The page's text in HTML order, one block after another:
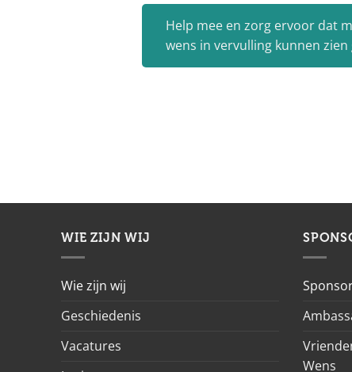
Help mee en zorg ervoor dat
wens in vervulling kunnen zien
WIE ZIJN WIJ
Wie zijn wij
Geschiedenis
Vacatures
Wens